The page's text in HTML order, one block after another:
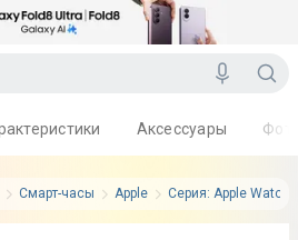
Смарт-часы Apple Серия: Apple Watch
Аксессуары